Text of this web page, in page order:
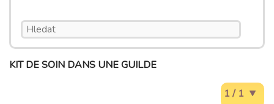
KIT DE SOIN DANS UNE GUILDE
1 / 1